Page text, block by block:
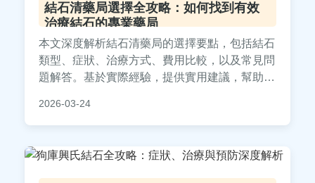
結石清藥局選擇全攻略：如何找到有效
治療結石的專業藥局
本文深度解析結石清藥局的選擇要點，包括結石
類型、症狀、治療方式、費用比較，以及常見問
題解答。基於實際經驗，提供實用建議，幫助您
腎結石、膽結石等，並加入個人觀點與案例，確
保資訊真實可靠。
2026-03-24